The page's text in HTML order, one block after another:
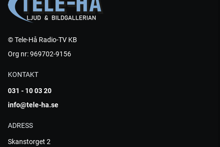
© Tele-Hå Radio-TV KB
Org nr: 969702-9156
KONTAKT
031 - 10 03 20
info@tele-ha.se
ADRESS
Skanstorget 2